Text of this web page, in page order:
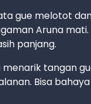
gue melotot
Aruna
panjang.
menarik tangan
Bisa